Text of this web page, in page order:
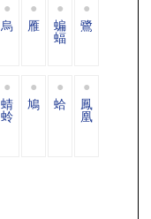
烏 雁 蝙
蝠
鷺
蜻
蛉
鳩 蛤 鳳
凰